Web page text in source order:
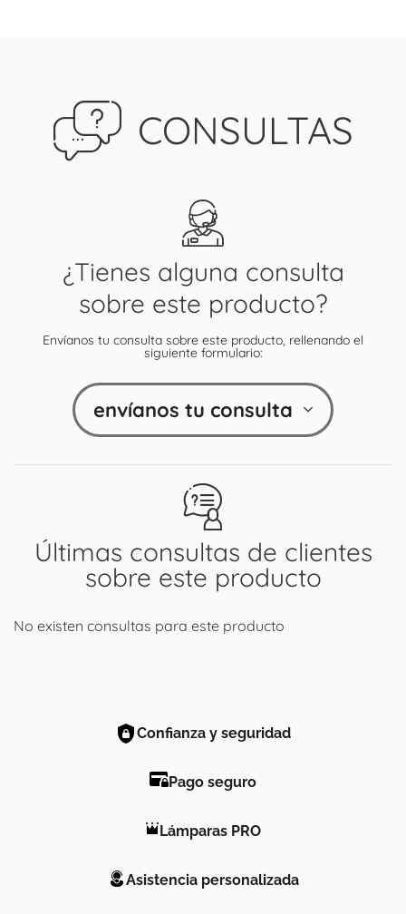
CONSULTAS
Últimas consultas de clientes
sobre este producto
No existen consultas para este producto
¿Tienes alguna consulta
sobre este producto?
Envíanos tu consulta sobre este producto, rellenando el
siguiente formulario:
envíanos tu consulta
Confianza y seguridad
Pago seguro
Lámparas PRO
Asistencia personalizada